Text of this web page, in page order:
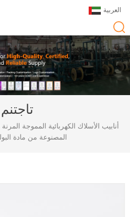
العربية
تاجتنم
أنابيب الأسلاك الكهربائية المموجة المرنة
المصنوعة من مادة